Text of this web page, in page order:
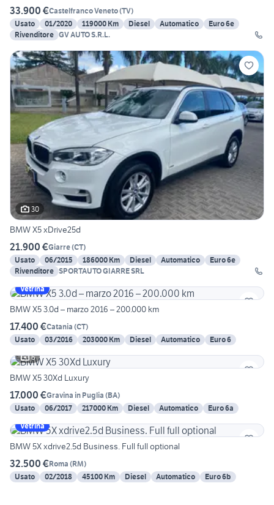
33.900 €Castelfranco Veneto(TV)
Usato
01/2020 119000 Km Diesel Automatico
Euro 6e
Rivenditore GV AUTO S.R.L.
30
BMW X5 xDrive25d
21.900 €Giarre(CT)
Usato
06/2015 186000 Km Diesel Automatico
Euro 6e
Rivenditore SPORTAUTO GIARRE SRL
Vetrina
BMW X5 3.0d – marzo 2016 – 200.000 km
17.400 €Catania (CT)
Usato
03/2016 203000 Km Diesel Automatico
Euro 6
6
BMW X5 30Xd Luxury
17.000 €Gravina in Puglia (BA)
Usato
06/2017 217000 Km Diesel Automatico
Euro 6a
Vetrina
BMW 5X xdrive2.5d Business. Full full optional
32.500 €Roma (RM)
Usato
02/2018 45100 Km Diesel Automatico Euro 6b